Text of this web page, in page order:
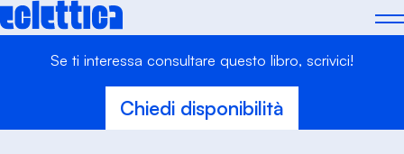
Skip
to
Se ti interessa consultare questo libro, scrivici!
Chiedi disponibilità